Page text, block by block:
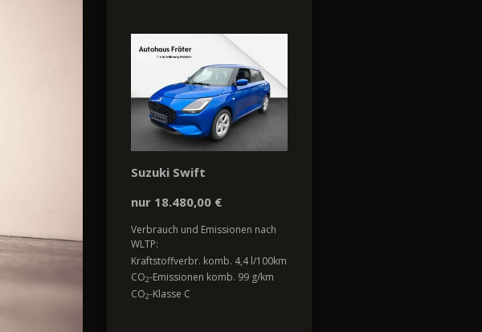
Suzuki Swift
nur 18.480,00 €
Verbrauch und Emissionen nach
WLTP:
Kraftstoffverbr. komb. 4,4 l/100km
CO2-Emissionen komb. 99 g/km
CO2-Klasse C